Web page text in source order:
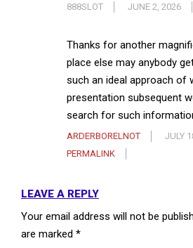
888SLOT JUNE 2, 2026
Thanks for another
place else may anybody
such an ideal approach of
presentation subsequent
search for such
ARDERBORELNOT
JULY
PERMALINK
LEAVE A REPLY
Your email address will not be
are marked *